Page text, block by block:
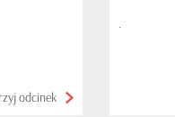
odcinek
.